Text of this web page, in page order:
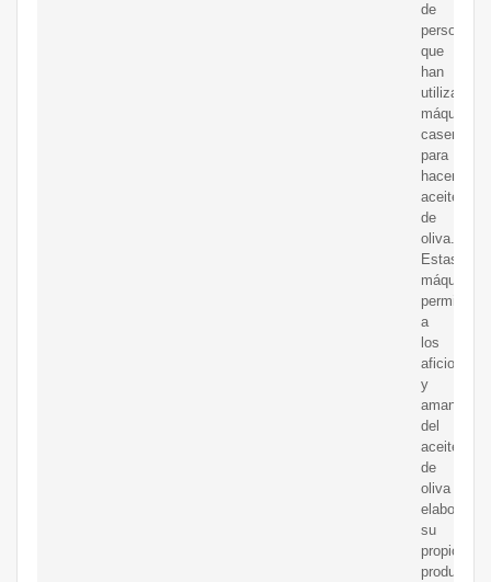
de
personas
que
han
utilizado
máquinas
caseras
para
hacer
aceite
de
oliva.
Estas
máquinas
permiten
a
los
y
amantes
del
aceite
de
oliva
elaborar
su
propio
producto